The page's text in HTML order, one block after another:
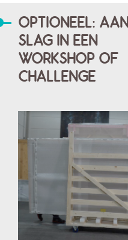
OPTIONEEL:
SLAG IN EEN
WORKSHOP OF
CHALLENGE